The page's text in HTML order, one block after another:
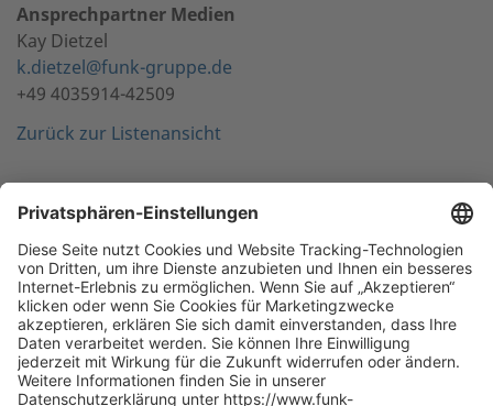
Ansprechpartner Medien
Kay Dietzel
k.dietzel@funk-gruppe.de
+49 4035914-42509
Zurück zur Listenansicht
NACH OBEN
Die beste Empfehlung. Funk.
+49 40 35914-0
Zentrale Hamburg, Valentinskamp 20, 20354 Hamburg